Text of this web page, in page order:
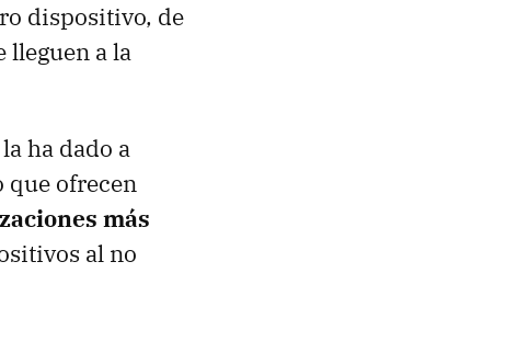
dispositivo, de
lleguen a la
ha dado a
que ofrecen
más
al no